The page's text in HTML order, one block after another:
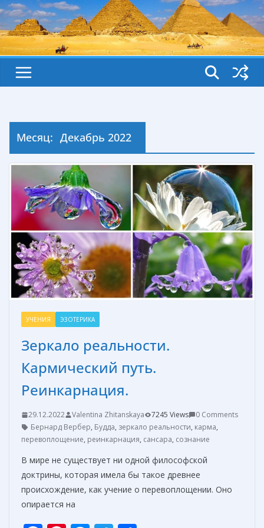
Месяц: Декабрь 2022
УЧЕНИЯ ЭЗОТЕРИКА
Зеркало реальности.
Кармический путь.
Реинкарнация.
29.12.2022 Valentina Zhitanskaya 7245 Views
0 Comments
Бернард Вербер, Будда, зеркало реальности, карма,
перевоплощение, реинкарнация, сансара, сознание
В мире не существует ни одной философской
доктрины, которая имела бы такое древнее
происхождение, как учение о перевоплощении. Оно
опирается на